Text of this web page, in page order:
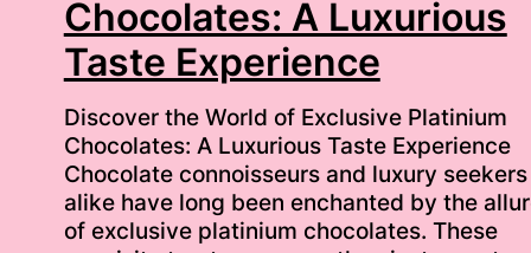
Chocolates: A Luxurious
Taste Experience
Discover the World of Exclusive Platinium
Chocolates: A Luxurious Taste Experience
Chocolate connoisseurs and luxury seekers
alike have long been enchanted by the
of exclusive platinium chocolates. These